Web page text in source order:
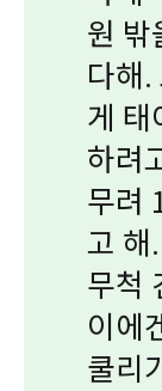
원 밖
다해
게 태
하려
무려
고 해
무척
이에
쿨리